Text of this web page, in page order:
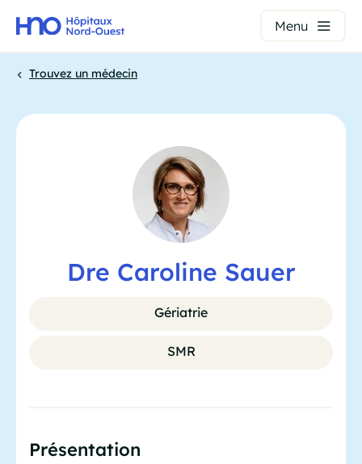
principal
Menu
d'Ariane
Trouvez un médecin
Dre Caroline Sauer
Gériatrie
SMR
Présentation